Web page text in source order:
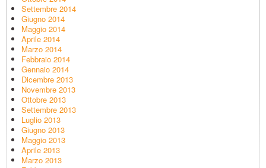
Settembre 2014
Giugno 2014
Maggio 2014
Aprile 2014
Marzo 2014
Febbraio 2014
Gennaio 2014
Dicembre 2013
Novembre 2013
Ottobre 2013
Settembre 2013
Luglio 2013
Giugno 2013
Maggio 2013
Aprile 2013
Marzo 2013